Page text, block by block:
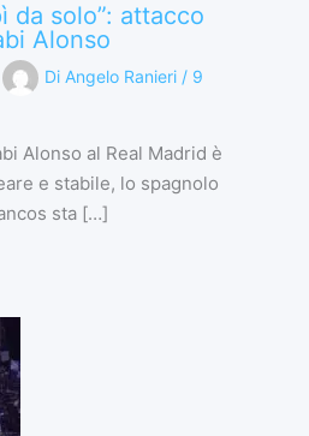
da solo”: attacco
Alonso
Di Angelo Ranieri / 9
Alonso al Real Madrid è
e stabile, lo spagnolo
sta […]